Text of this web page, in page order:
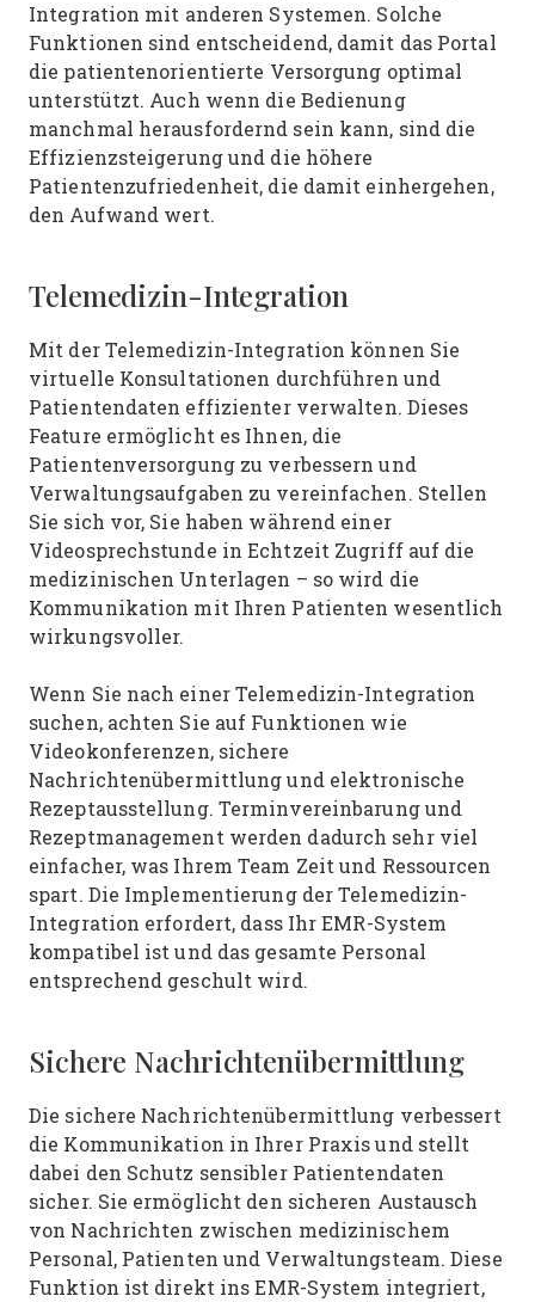
Integration mit anderen Systemen. Solche
Funktionen sind entscheidend, damit das Portal
die patientenorientierte Versorgung optimal
unterstützt. Auch wenn die Bedienung
manchmal herausfordernd sein kann, sind die
Effizienzsteigerung und die höhere
Patientenzufriedenheit, die damit einhergehen,
den Aufwand wert.
Telemedizin-Integration
Mit der Telemedizin-Integration können Sie
virtuelle Konsultationen durchführen und
Patientendaten effizienter verwalten. Dieses
Feature ermöglicht es Ihnen, die
Patientenversorgung zu verbessern und
Verwaltungsaufgaben zu vereinfachen. Stellen
Sie sich vor, Sie haben während einer
Videosprechstunde in Echtzeit Zugriff auf die
medizinischen Unterlagen – so wird die
Kommunikation mit Ihren Patienten wesentlich
wirkungsvoller.
Wenn Sie nach einer Telemedizin-Integration
suchen, achten Sie auf Funktionen wie
Videokonferenzen, sichere
Nachrichtenübermittlung und elektronische
Rezeptausstellung. Terminvereinbarung und
Rezeptmanagement werden dadurch sehr viel
einfacher, was Ihrem Team Zeit und Ressourcen
spart. Die Implementierung der Telemedizin-
Integration erfordert, dass Ihr EMR-System
kompatibel ist und das gesamte Personal
entsprechend geschult wird.
Sichere Nachrichtenübermittlung
Die sichere Nachrichtenübermittlung verbessert
die Kommunikation in Ihrer Praxis und stellt
dabei den Schutz sensibler Patientendaten
sicher. Sie ermöglicht den sicheren Austausch
von Nachrichten zwischen medizinischem
Personal, Patienten und Verwaltungsteam. Diese
Funktion ist direkt ins EMR-System integriert,